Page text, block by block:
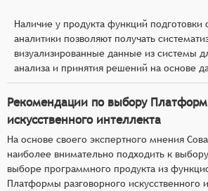
Наличие у продукта функций подготовки
аналитики позволяют получать
визуализированные данные из системы
анализа и принятия решений на основе
Рекомендации по выбору
искусственного интеллекта
На основе своего экспертного мнения
наиболее внимательно подходить к
выборе программного продукта из
Платформы разговорного искусственного